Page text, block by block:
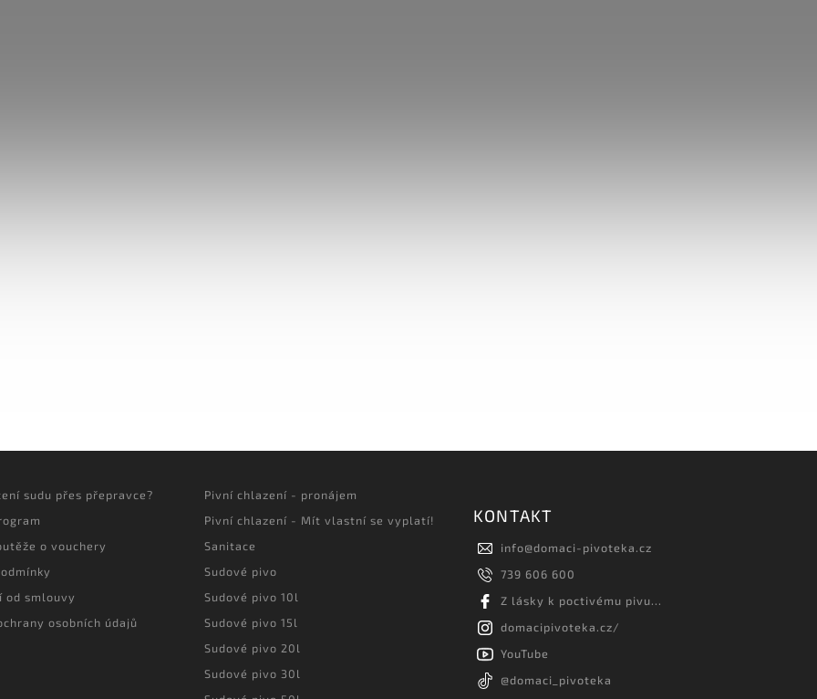
sudu přes přepravce?
o vouchery
od smlouvy
osobních údajů
Pivní chlazení - pronájem
Pivní chlazení - Mít vlastní se vyplatí!
Sanitace
Sudové pivo
Sudové pivo 10l
Sudové pivo 15l
Sudové pivo 20l
Sudové pivo 30l
KONTAKT
info@domaci-pivoteka.cz
739 606 600
Z lásky k poctivému pivu...
domacipivoteka.cz/
YouTube
@domaci_pivoteka